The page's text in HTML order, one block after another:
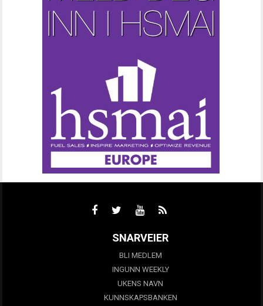
SNARVEIER
BLI MEDLEM
INGUNN WEEKLY
UKENS NAVN
KUNNSKAPSBANKEN